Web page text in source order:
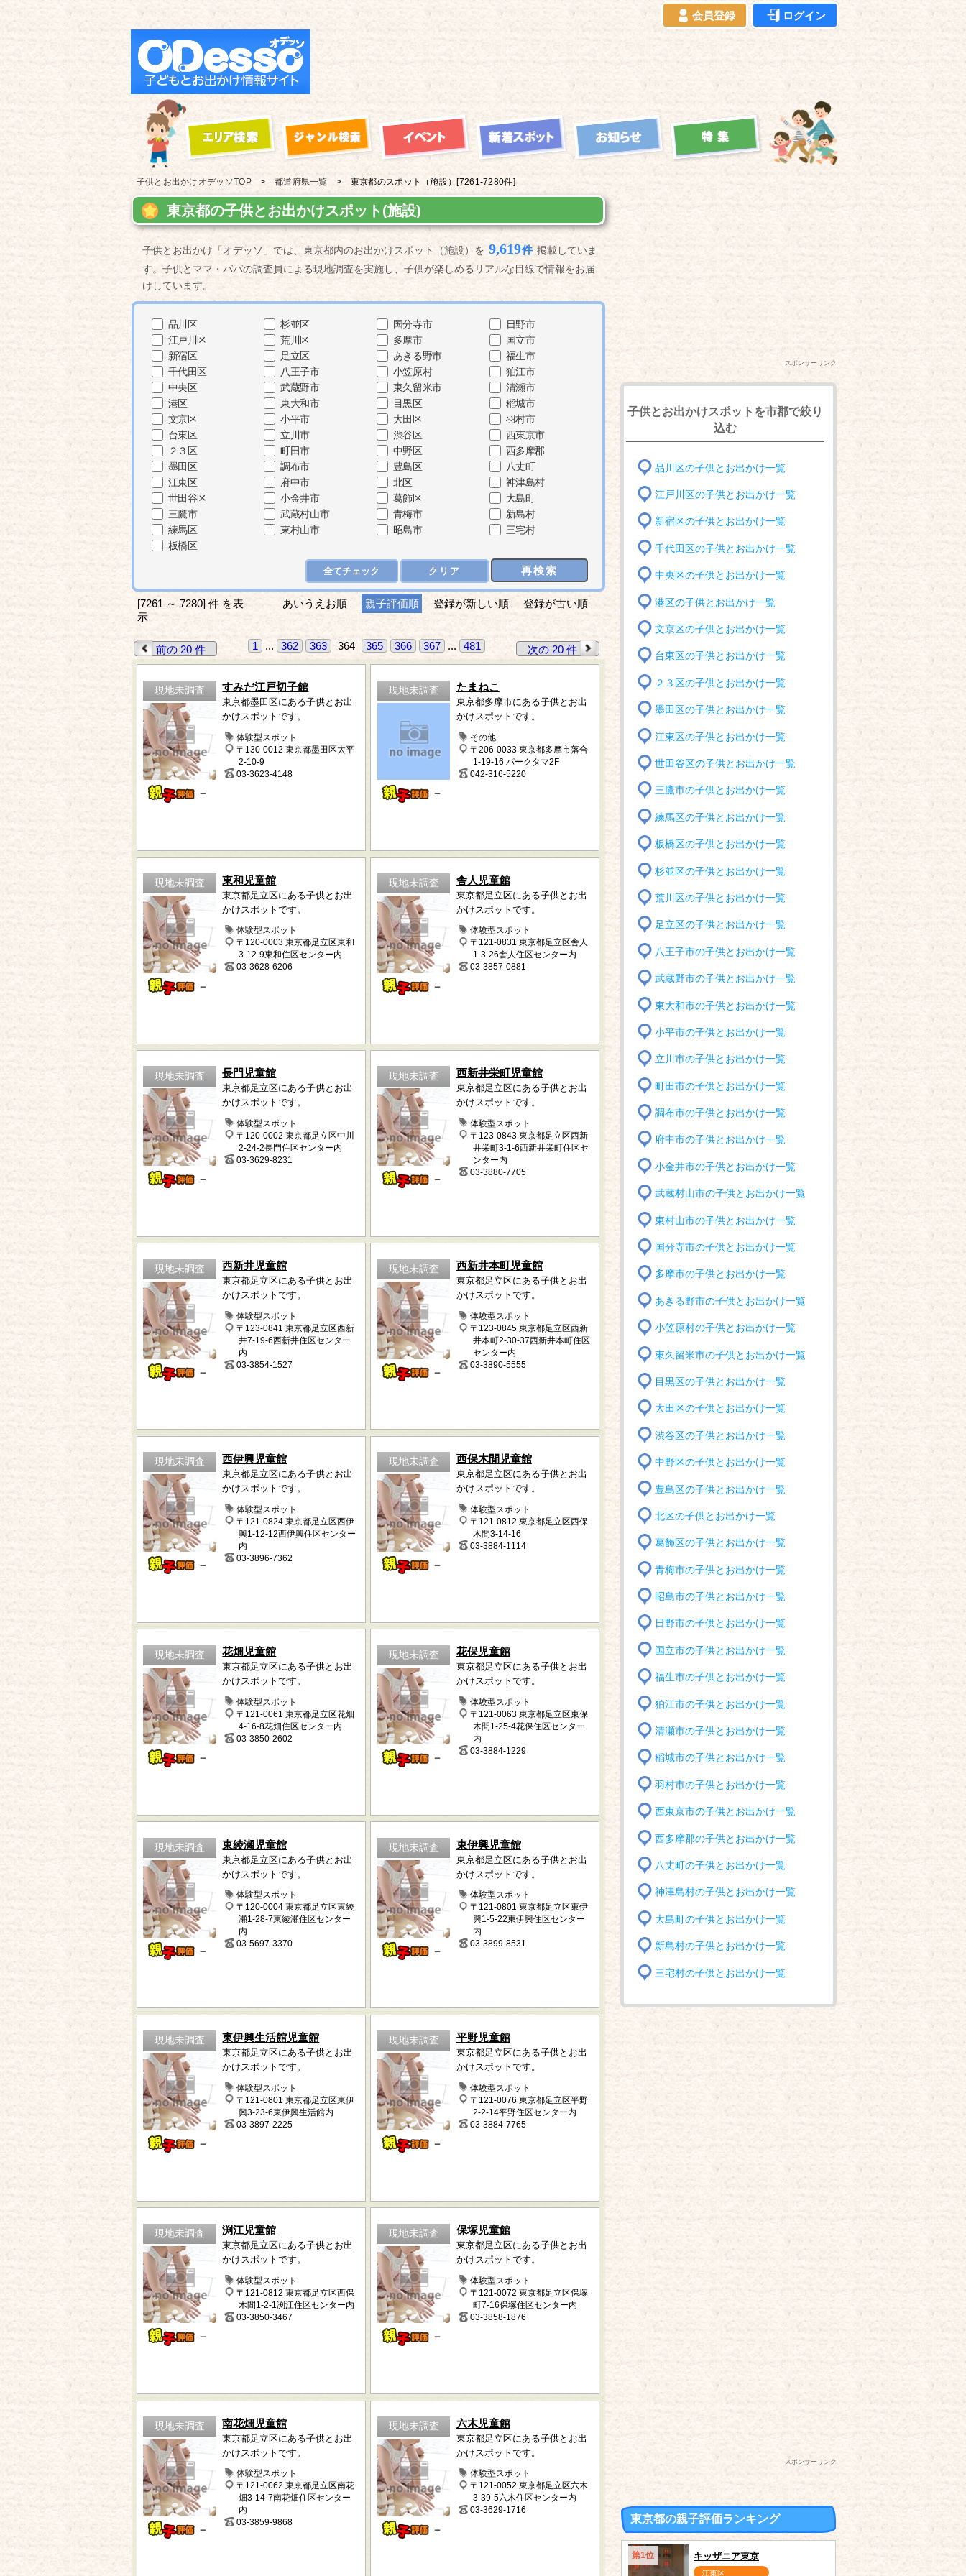
会員登録 ログイン
子供とお出かけ オデッソTOP 都道府県一覧 東京都のスポット（施設） [7261-7280件]
東京都の子供とお出かけスポット(施設)
子供とお出かけ「オデッソ」では、東京都内のお出かけスポット（施設）を 9,619件 掲載していま
す。子供とママ・パパの調査員による現地調査を実施し、子供が楽しめるリアルな目線で情報をお届
けしています。
品川区
江戸川区
新宿区
千代田区
中央区
港区
文京区
台東区
２３区
墨田区
江東区
世田谷区
三鷹市
練馬区
板橋区
杉並区
荒川区
足立区
八王子市
武蔵野市
東大和市
小平市
立川市
町田市
調布市
府中市
小金井市
武蔵村山市
東村山市
国分寺市
多摩市
あきる野市
小笠原村
東久留米市
目黒区
大田区
渋谷区
中野区
豊島区
北区
葛飾区
青梅市
昭島市
日野市
国立市
福生市
狛江市
清瀬市
稲城市
羽村市
西東京市
西多摩郡
八丈町
神津島村
大島町
新島村
三宅村
全てチェック クリア 再検索
[7261 ～ 7280] 件 を表
示
あいうえお順 親子評価順 登録が新しい順 登録が古い順
前の 20 件 1 ... 362 363 364 365 366 367 ... 481 次の 20 件
現地未調査
－
すみだ江戸切子館
東京都墨田区にある子供とお出
かけスポットです。
体験型スポット
〒130-0012 東京都墨田区太平
2-10-9
03-3623-4148
現地未調査
－
たまねこ
東京都多摩市にある子供とお出
かけスポットです。
その他
〒206-0033 東京都多摩市落合
1-19-16 パークタマ2F
042-316-5220
現地未調査
－
東和児童館
東京都足立区にある子供とお出
かけスポットです。
体験型スポット
〒120-0003 東京都足立区東和
3-12-9東和住区センター内
03-3628-6206
現地未調査
－
舎人児童館
東京都足立区にある子供とお出
かけスポットです。
体験型スポット
〒121-0831 東京都足立区舎人
1-3-26舎人住区センター内
03-3857-0881
現地未調査
－
長門児童館
東京都足立区にある子供とお出
かけスポットです。
体験型スポット
〒120-0002 東京都足立区中川
2-24-2長門住区センター内
03-3629-8231
現地未調査
－
西新井栄町児童館
東京都足立区にある子供とお出
かけスポットです。
体験型スポット
〒123-0843 東京都足立区西新
井栄町3-1-6西新井栄町住区セ
ンター内
03-3880-7705
現地未調査
－
西新井児童館
東京都足立区にある子供とお出
かけスポットです。
体験型スポット
〒123-0841 東京都足立区西新
井7-19-6西新井住区センター
内
03-3854-1527
現地未調査
－
西新井本町児童館
東京都足立区にある子供とお出
かけスポットです。
体験型スポット
〒123-0845 東京都足立区西新
井本町2-30-37西新井本町住区
センター内
03-3890-5555
現地未調査
－
西伊興児童館
東京都足立区にある子供とお出
かけスポットです。
体験型スポット
〒121-0824 東京都足立区西伊
興1-12-12西伊興住区センター
内
03-3896-7362
現地未調査
－
西保木間児童館
東京都足立区にある子供とお出
かけスポットです。
体験型スポット
〒121-0812 東京都足立区西保
木間3-14-16
03-3884-1114
現地未調査
－
花畑児童館
東京都足立区にある子供とお出
かけスポットです。
体験型スポット
〒121-0061 東京都足立区花畑
4-16-8花畑住区センター内
03-3850-2602
現地未調査
－
花保児童館
東京都足立区にある子供とお出
かけスポットです。
体験型スポット
〒121-0063 東京都足立区東保
木間1-25-4花保住区センター
内
03-3884-1229
現地未調査
－
東綾瀬児童館
東京都足立区にある子供とお出
かけスポットです。
体験型スポット
〒120-0004 東京都足立区東綾
瀬1-28-7東綾瀬住区センター
内
03-5697-3370
現地未調査
－
東伊興児童館
東京都足立区にある子供とお出
かけスポットです。
体験型スポット
〒121-0801 東京都足立区東伊
興1-5-22東伊興住区センター
内
03-3899-8531
現地未調査
－
東伊興生活館児童館
東京都足立区にある子供とお出
かけスポットです。
体験型スポット
〒121-0801 東京都足立区東伊
興3-23-6東伊興生活館内
03-3897-2225
現地未調査
－
平野児童館
東京都足立区にある子供とお出
かけスポットです。
体験型スポット
〒121-0076 東京都足立区平野
2-2-14平野住区センター内
03-3884-7765
現地未調査
－
渕江児童館
東京都足立区にある子供とお出
かけスポットです。
体験型スポット
〒121-0812 東京都足立区西保
木間1-2-1渕江住区センター内
03-3850-3467
現地未調査
－
保塚児童館
東京都足立区にある子供とお出
かけスポットです。
体験型スポット
〒121-0072 東京都足立区保塚
町7-16保塚住区センター内
03-3858-1876
現地未調査
－
南花畑児童館
東京都足立区にある子供とお出
かけスポットです。
体験型スポット
〒121-0062 東京都足立区南花
畑3-14-7南花畑住区センター
内
03-3859-9868
現地未調査
－
六木児童館
東京都足立区にある子供とお出
かけスポットです。
体験型スポット
〒121-0052 東京都足立区六木
3-39-5六木住区センター内
03-3629-1716
スポンサーリンク
子供とお出かけスポットを市郡で絞り
込む
品川区の子供とお出かけ一覧
江戸川区の子供とお出かけ一覧
新宿区の子供とお出かけ一覧
千代田区の子供とお出かけ一覧
中央区の子供とお出かけ一覧
港区の子供とお出かけ一覧
文京区の子供とお出かけ一覧
台東区の子供とお出かけ一覧
２３区の子供とお出かけ一覧
墨田区の子供とお出かけ一覧
江東区の子供とお出かけ一覧
世田谷区の子供とお出かけ一覧
三鷹市の子供とお出かけ一覧
練馬区の子供とお出かけ一覧
板橋区の子供とお出かけ一覧
杉並区の子供とお出かけ一覧
荒川区の子供とお出かけ一覧
足立区の子供とお出かけ一覧
八王子市の子供とお出かけ一覧
武蔵野市の子供とお出かけ一覧
東大和市の子供とお出かけ一覧
小平市の子供とお出かけ一覧
立川市の子供とお出かけ一覧
町田市の子供とお出かけ一覧
調布市の子供とお出かけ一覧
府中市の子供とお出かけ一覧
小金井市の子供とお出かけ一覧
武蔵村山市の子供とお出かけ一覧
東村山市の子供とお出かけ一覧
国分寺市の子供とお出かけ一覧
多摩市の子供とお出かけ一覧
あきる野市の子供とお出かけ一覧
小笠原村の子供とお出かけ一覧
東久留米市の子供とお出かけ一覧
目黒区の子供とお出かけ一覧
大田区の子供とお出かけ一覧
渋谷区の子供とお出かけ一覧
中野区の子供とお出かけ一覧
豊島区の子供とお出かけ一覧
北区の子供とお出かけ一覧
葛飾区の子供とお出かけ一覧
青梅市の子供とお出かけ一覧
昭島市の子供とお出かけ一覧
日野市の子供とお出かけ一覧
国立市の子供とお出かけ一覧
福生市の子供とお出かけ一覧
狛江市の子供とお出かけ一覧
清瀬市の子供とお出かけ一覧
稲城市の子供とお出かけ一覧
羽村市の子供とお出かけ一覧
西東京市の子供とお出かけ一覧
西多摩郡の子供とお出かけ一覧
八丈町の子供とお出かけ一覧
神津島村の子供とお出かけ一覧
大島町の子供とお出かけ一覧
新島村の子供とお出かけ一覧
三宅村の子供とお出かけ一覧
スポンサーリンク
東京都の親子評価ランキング
第1位 キッザニア東京
江東区